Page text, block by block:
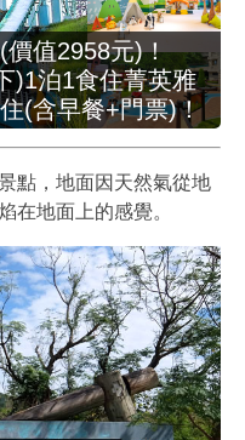
值2958元)！
)1泊1食住菁英雅
(含早餐+門票)！
點，地面因天然氣從地
在地面上的感覺。